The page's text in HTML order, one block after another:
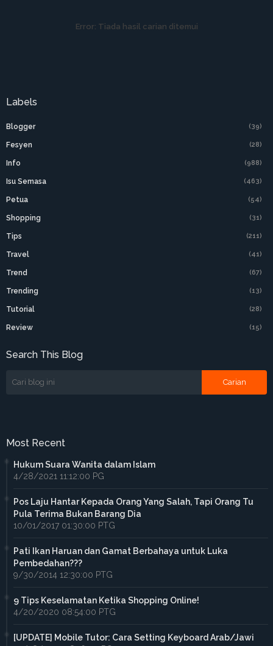
Error: Tiada hasil carian ditemui
Labels
Blogger (39)
Fesyen (28)
Info (988)
Isu Semasa (463)
Petua (54)
Shopping (31)
Tips (211)
Travel (41)
Trend (67)
Trending (13)
Tutorial (28)
Review (15)
Search This Blog
Most Recent
Hukum Suara Wanita dalam Islam
4/28/2021 11:12:00 PG
Pos Laju Hantar Kepada Orang Yang Salah, Tapi Orang Tu
Pula Terima Bukan Barang Dia
10/01/2017 01:30:00 PTG
Pati Ikan Haruan dan Gamat Berbahaya untuk Luka
Pembedahan???
9/30/2014 12:30:00 PTG
9 Tips Keselamatan Ketika Shopping Online!
4/20/2020 08:54:00 PTG
[UPDATE] Mobile Tutor: Cara Setting Keyboard Arab/Jawi